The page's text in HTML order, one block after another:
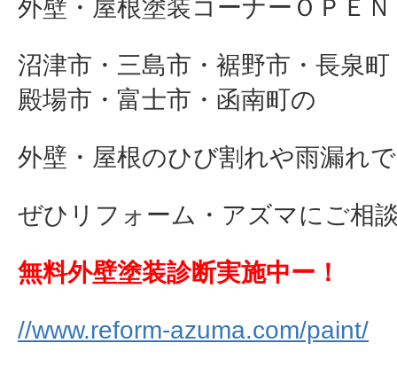
外壁・屋根塗装コーナーＯＰＥ
沼津市・三島市・裾野市・長泉
殿場市・富士市・函南町の
外壁・屋根のひび割れや雨漏れ
ぜひリフォーム・アズマにご相
無料外壁塗装診断実施中ー！
//www.reform-azuma.com/paint/